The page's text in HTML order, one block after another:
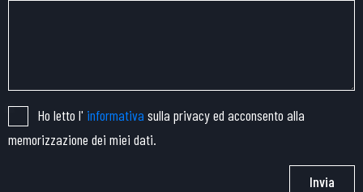
Ho letto l' informativa sulla privacy ed acconsento alla
memorizzazione dei miei dati.
Invia